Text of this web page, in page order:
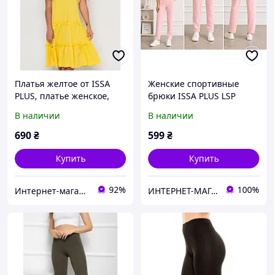
Платья желтое от ISSA
PLUS, платье женское,
платье летнее, сарафан
желтый
В наличии
690₴
Купить
Интернет-магазин «MissDi» 92%
Женские спортивные
брюки ISSA PLUS LSP
В наличии
599₴
Купить
ИНТЕРНЕТ-МАГАЗИН "ВСЕ,ЧТО НАДО" 100%